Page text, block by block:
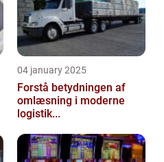
04 january 2025
Forstå betydningen af
omlæsning i moderne
logistik...